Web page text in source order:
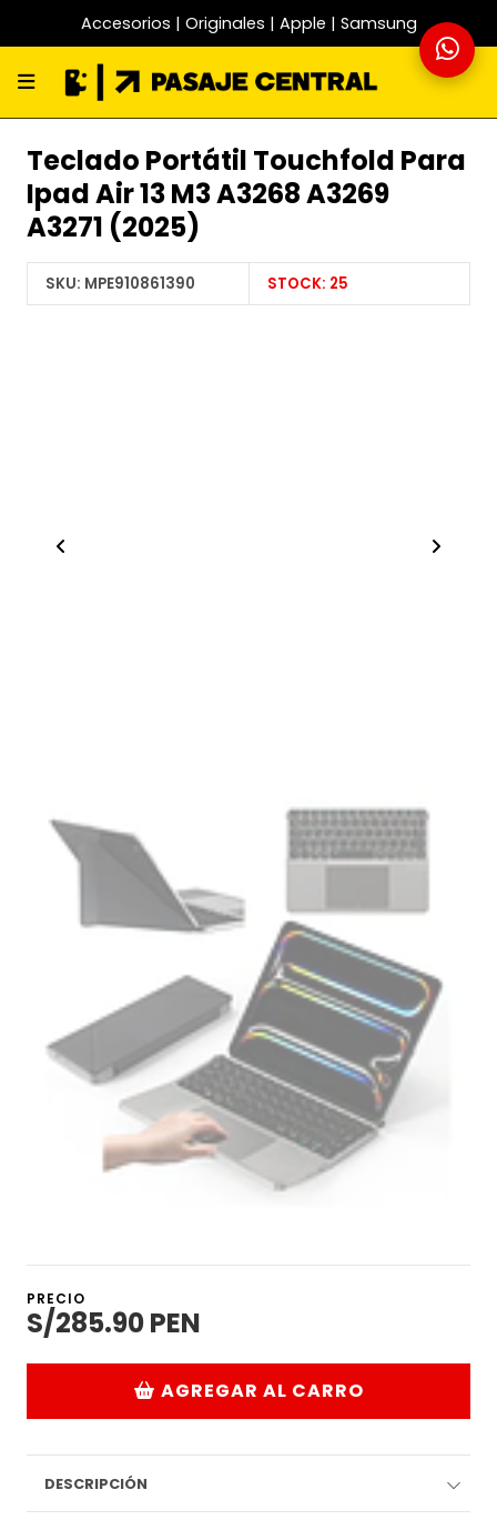
Accesorios | Originales | Apple | Samsung
Teclado Portátil Touchfold Para
Ipad Air 13 M3 A3268 A3269
A3271 (2025)
SKU: MPE910861390 STOCK: 25
PRECIO
S/285.90 PEN
AGREGAR AL CARRO
DESCRIPCIÓN